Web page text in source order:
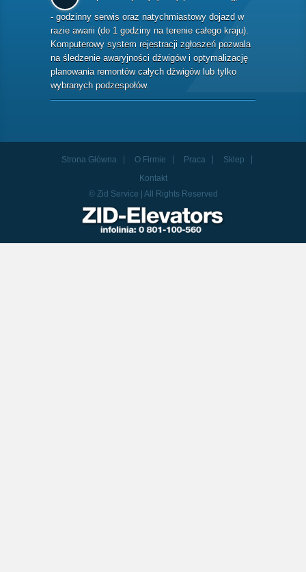
- godzinny serwis oraz natychmiastowy dojazd w
razie awarii (do 1 godziny na terenie całego kraju).
Komputerowy system rejestracji zgłoszeń pozwala
na śledzenie awaryjności dźwigów i optymalizację
planowania remontów całych dźwigów lub tylko
wybranych podzespołów.
Strona Główna O Firmie Praca
Sklep
Kontakt
© Zid Service | All Rights Reserved